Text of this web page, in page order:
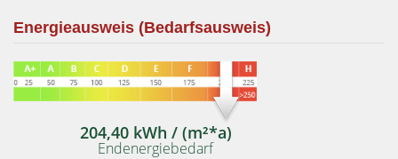
Energieausweis (Bedarfsausweis)
204,40 kWh / (m²*a)
Endenergiebedarf